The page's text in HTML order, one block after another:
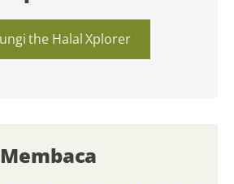
the Halal Xplorer